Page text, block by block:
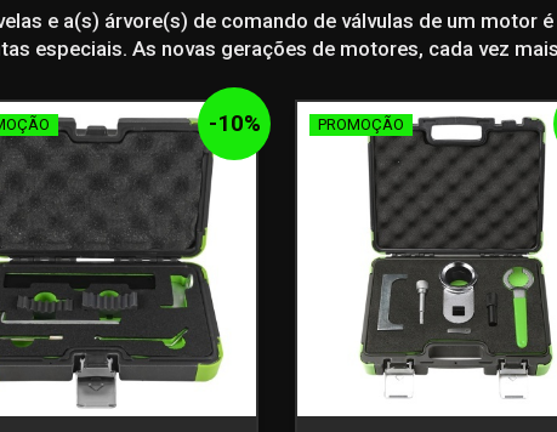
e a(s) árvore(s) de comando de válvulas de um motor
especiais. As novas gerações de motores, cada vez
-10% PROMOÇÃO